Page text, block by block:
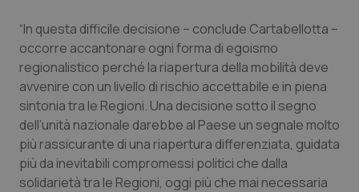
Molise
Piemonte
Provincia Autonoma di Bolzano
Provincia Autonoma di Trento
Epatiti
HIV
Infezioni & Febbre
Ipertensione & Scompenso
“In questa difficile decisione – conclude Cartabellotta –
occorre accantonare ogni forma di egoismo
regionalistico perché la riapertura della mobilità deve
avvenire con un livello di rischio accettabile e in piena
sintonia tra le Regioni. Una decisione sotto il segno
dell’unità nazionale darebbe al Paese un segnale molto
più rassicurante di una riapertura differenziata, guidata
più da inevitabili compromessi politici che dalla
solidarietà tra le Regioni, oggi più che mai necessaria